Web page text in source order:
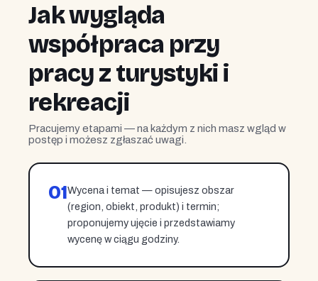
Jak wygląda
współpraca przy
pracy z turystyki i
rekreacji
Pracujemy etapami — na każdym z nich masz wgląd w
postęp i możesz zgłaszać uwagi.
01Wycena i temat — opisujesz obszar
(region, obiekt, produkt) i termin;
proponujemy ujęcie i przedstawiamy
wycenę w ciągu godziny.